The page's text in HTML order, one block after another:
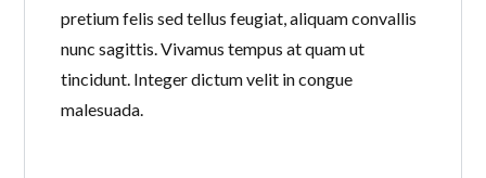
pretium felis sed tellus feugiat, aliquam convallis
nunc sagittis. Vivamus tempus at quam ut
tincidunt. Integer dictum velit in congue
malesuada.